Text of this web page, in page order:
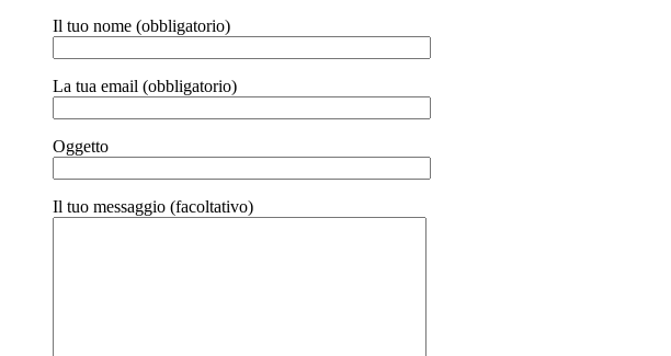
Il tuo nome (obbligatorio)
La tua email (obbligatorio)
Oggetto
Il tuo messaggio (facoltativo)